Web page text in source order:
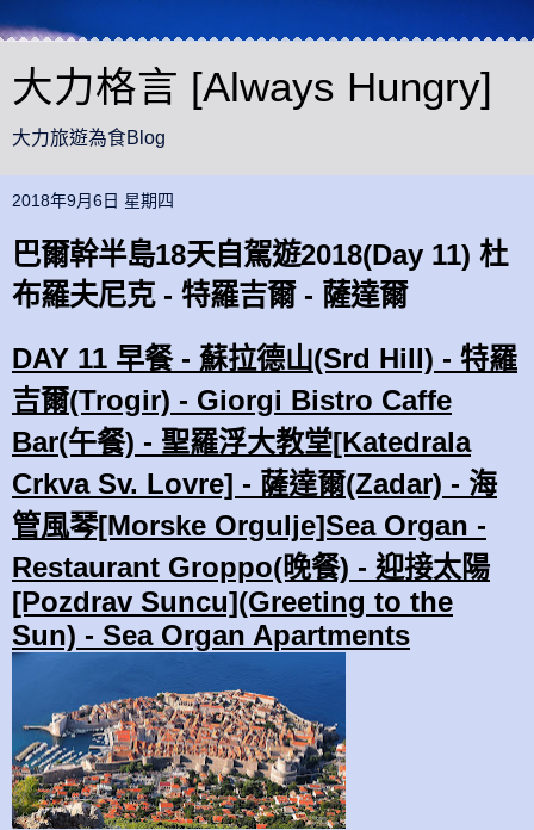
大力格言 [Always Hungry]
大力旅遊為食Blog
2018年9月6日 星期四
巴爾幹半島18天自駕遊2018(Day 11) 杜
布羅夫尼克 - 特羅吉爾 - 薩達爾
DAY 11 早餐 - 蘇拉德山(Srd Hill) - 特羅
吉爾(Trogir) - Giorgi Bistro Caffe
Bar(午餐) - 聖羅浮大教堂[Katedrala
Crkva Sv. Lovre] - 薩達爾(Zadar) - 海
管風琴[Morske Orgulje]Sea Organ -
Restaurant Groppo(晚餐) - 迎接太陽
[Pozdrav Suncu](Greeting to the
Sun) - Sea Organ Apartments